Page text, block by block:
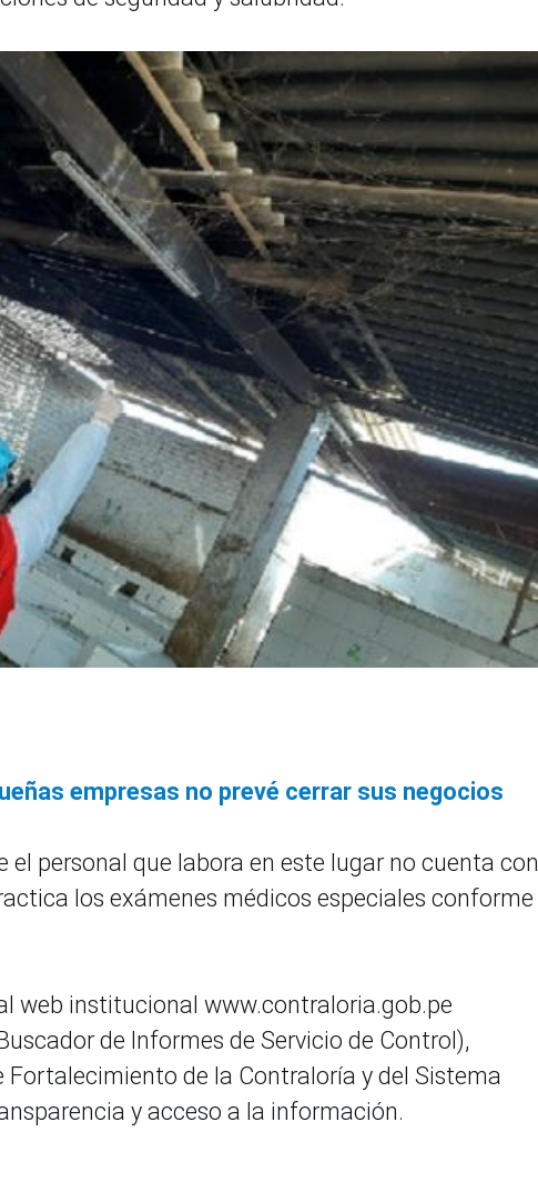
empresas no prevé cerrar sus negocios
el personal que labora en este lugar no cuenta con
los exámenes médicos especiales conforme
web institucional www.contraloria.gob.pe
de Informes de Servicio de Control),
Fortalecimiento de la Contraloría y del Sistema
y acceso a la información.